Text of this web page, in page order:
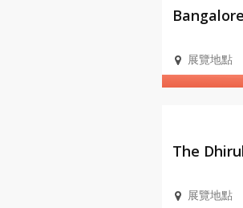
展覽地點
The
and展覽地點